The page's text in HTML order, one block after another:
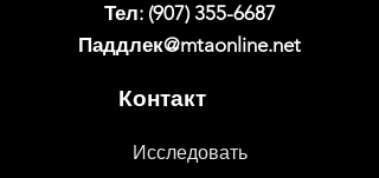
Тел: (907) 355-6687
Паддлек@mtaonline.net
Контакт
Исследовать